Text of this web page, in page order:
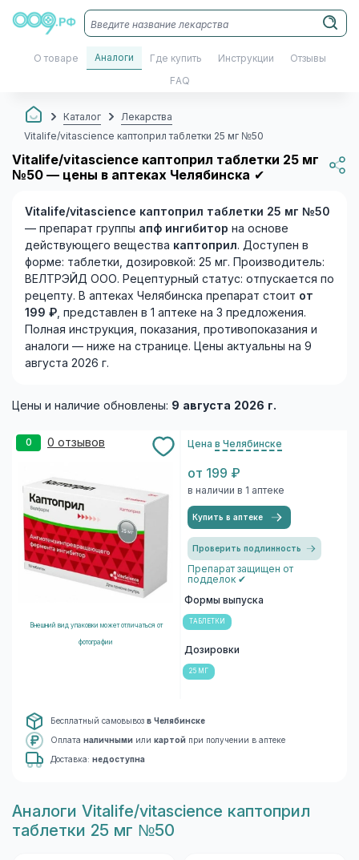
О товаре Аналоги Где купить Инструкции Отзывы
FAQ
Каталог
Лекарства
Vitalife/vitascience каптоприл таблетки 25 мг №50
Vitalife/vitascience каптоприл таблетки 25 мг
№50 — цены в аптеках Челябинска ✔
Vitalife/vitascience каптоприл таблетки 25 мг №50
— препарат группы апф ингибитор на основе
действующего вещества каптоприл. Доступен в
форме: таблетки, дозировкой: 25 мг. Производитель:
ВЕЛТРЭЙД ООО. Рецептурный статус: отпускается по
рецепту. В аптеках Челябинска препарат стоит от
199 ₽, представлен в 1 аптеке на 3 предложения.
Полная инструкция, показания, противопоказания и
аналоги — ниже на странице. Цены актуальны на 9
августа 2026 г.
Цены и наличие обновлены: 9 августа 2026 г.
0 0 отзывов
Внешний вид упаковки может отличаться от
фотографии
Цена в Челябинске
от 199 ₽
в наличии в 1 аптеке
Купить в аптеке
Проверить подлинность
Препарат защищен от
подделок ✔
Формы выпуска
ТАБЛЕТКИ
Дозировки
25 МГ
Бесплатный самовывоз в Челябинске
Оплата наличными или картой при получении в аптеке
Доставка: недоступна
Aналоги Vitalife/vitascience каптоприл
таблетки 25 мг №50